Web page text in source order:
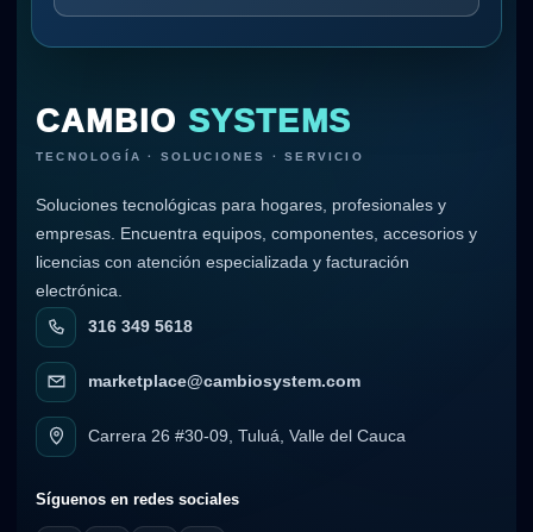
CAMBIO SYSTEMS
TECNOLOGÍA · SOLUCIONES · SERVICIO
Soluciones tecnológicas para hogares, profesionales y
empresas. Encuentra equipos, componentes, accesorios y
licencias con atención especializada y facturación
electrónica.
316 349 5618
marketplace@cambiosystem.com
Carrera 26 #30-09, Tuluá, Valle del Cauca
Síguenos en redes sociales